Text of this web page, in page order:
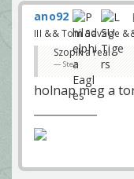
ano92
III && Tom Savage
Szopik a real
Stez
holnap meg a